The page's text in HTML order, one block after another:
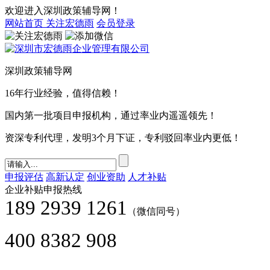
欢迎进入深圳政策辅导网！
网站首页 关注宏德雨 会员登录
深圳政策辅导网
16年行业经验，值得信赖！
国内第一批项目申报机构，通过率业内遥遥领先！
资深专利代理，发明3个月下证，专利驳回率业内更低！
申报评估 高新认定 创业资助 人才补贴
企业补贴申报热线
189 2939 1261 （微信同号）
400 8382 908